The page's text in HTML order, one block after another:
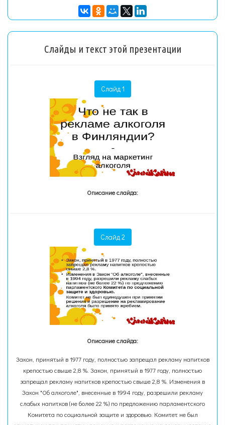
Слайды и текст этой презентации
Слайд 1
Описание слайда:
Слайд 2
Описание слайда:
Закон, принятый в 1977 году, полностью запрещал рекламу напитков
крепостью свыше 2,8 %. Закон, принятый в 1977 году, полностью
запрещал рекламу напитков крепостью свыше 2,8 %. Изменения в
Закон "Об алкоголе", внесенные в 1994 году, разрешили рекламу
слабых напитков (не более 22 %) по предложению парламентского
Комитета по социальной защите и здоровью. Комитет не был